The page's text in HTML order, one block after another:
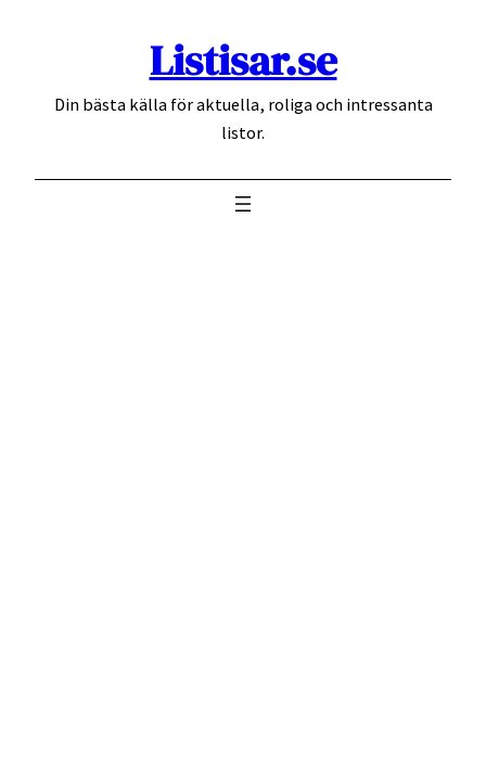
Listisar.se
Din bästa källa för aktuella, roliga och intressanta
listor.